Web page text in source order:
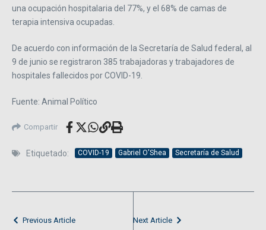
una ocupación hospitalaria del 77%, y el 68% de camas de
terapia intensiva ocupadas.
De acuerdo con información de la Secretaría de Salud federal, al
9 de junio se registraron 385 trabajadoras y trabajadores de
hospitales fallecidos por COVID-19.
Fuente: Animal Político
Compartir
Etiquetado: COVID-19 Gabriel O'Shea Secretaría de Salud
Previous Article Next Article